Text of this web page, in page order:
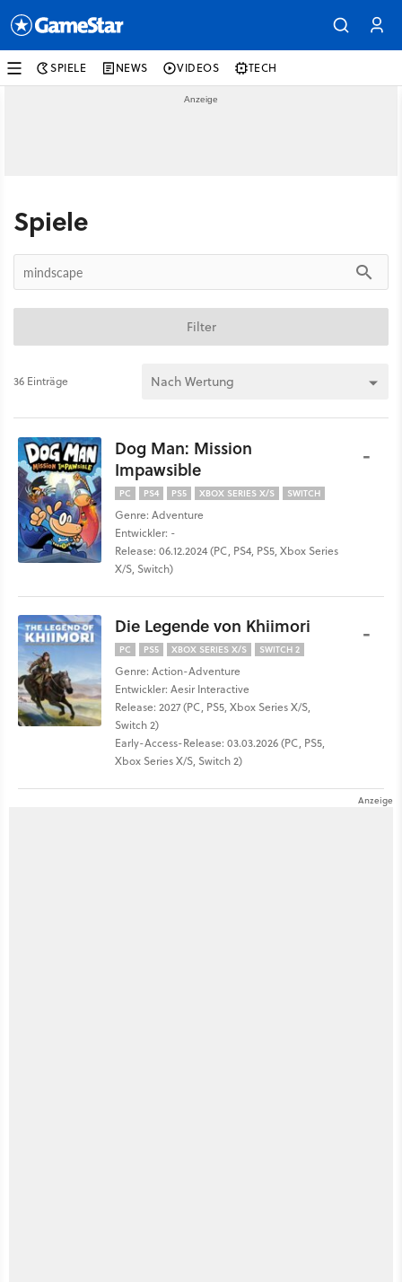
SPIELE NEWS VIDEOS TECH
Spiele
Filter
36 Einträge
Dog Man: Mission
Impawsible
PC PS4 PS5 XBOX SERIES X/S SWITCH
Genre: Adventure
Entwickler: -
Release: 06.12.2024 (PC, PS4, PS5, Xbox Series
X/S, Switch)
-
Die Legende von Khiimori
PC PS5 XBOX SERIES X/S SWITCH 2
Genre: Action-Adventure
Entwickler: Aesir Interactive
Release: 2027 (PC, PS5, Xbox Series X/S,
Switch 2)
Early-Access-Release: 03.03.2026 (PC, PS5,
Xbox Series X/S, Switch 2)
-